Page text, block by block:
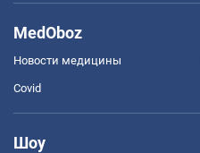
MedOboz
Новости медицины
Covid
Шоу